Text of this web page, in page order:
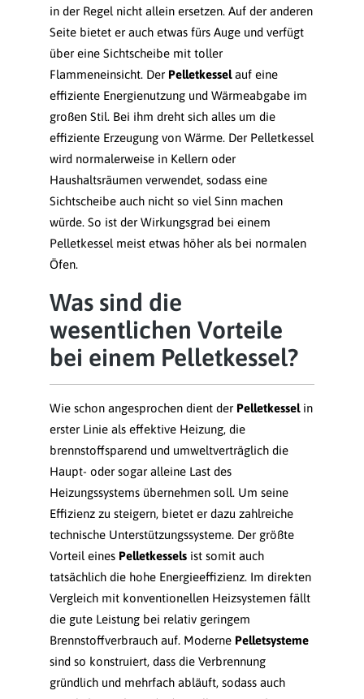
in der Regel nicht allein ersetzen. Auf der anderen
Seite bietet er auch etwas fürs Auge und verfügt
über eine Sichtscheibe mit toller
Flammeneinsicht. Der Pelletkesselauf eine
effiziente Energienutzung und Wärmeabgabe im
großen Stil. Bei ihm dreht sich alles um die
effiziente Erzeugung von Wärme. Der Pelletkessel
wird normalerweise in Kellern oder
Haushaltsräumen verwendet, sodass eine
Sichtscheibe auch nicht so viel Sinn machen
würde. So ist der Wirkungsgrad bei einem
Pelletkessel meist etwas höher als bei normalen
Öfen.
Was sind die
wesentlichen Vorteile
bei einem Pelletkessel?
Wie schon angesprochen dient der Pelletkesselin
erster Linie als effektive Heizung, die
brennstoffsparend und umweltverträglich die
Haupt- oder sogar alleine Last des
Heizungssystems übernehmen soll. Um seine
Effizienz zu steigern, bietet er dazu zahlreiche
technische Unterstützungssysteme. Der größte
Vorteil eines Pelletkesselsist somit auch
tatsächlich die hohe Energieeffizienz. Im direkten
Vergleich mit konventionellen Heizsystemen fällt
die gute Leistung bei relativ geringem
Brennstoffverbrauch auf. Moderne Pelletsysteme
sind so konstruiert, dass die Verbrennung
gründlich und mehrfach abläuft, sodass auch